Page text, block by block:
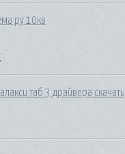
ру 10кв
таб 3 драйвера скачать